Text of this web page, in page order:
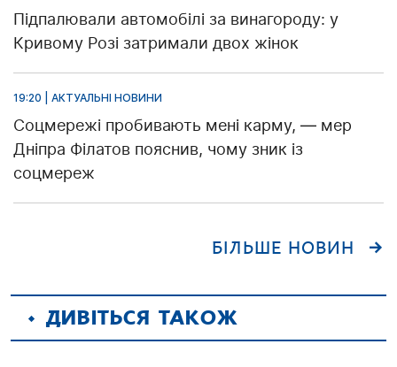
Підпалювали автомобілі за винагороду: у
Кривому Розі затримали двох жінок
19:20 | АКТУАЛЬНІ НОВИНИ
Соцмережі пробивають мені карму, — мер
Дніпра Філатов пояснив, чому зник із
соцмереж
БІЛЬШЕ НОВИН
ДИВІТЬСЯ ТАКОЖ